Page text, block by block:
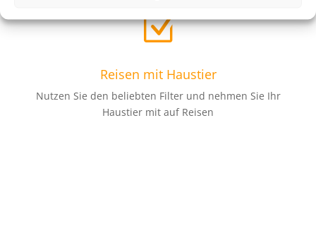
Z
Reisen mit Haustier
Nutzen Sie den beliebten Filter und nehmen Sie Ihr
Haustier mit auf Reisen